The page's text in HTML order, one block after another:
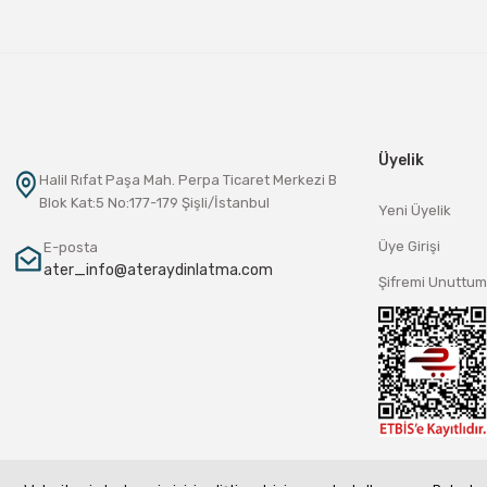
Halil Rıfat Paşa Mah. Perpa Ticaret Merkezi B
Blok Kat:5 No:177-179 Şişli/İstanbul
E-posta
ater_info@ateraydinlatma.com
Üyelik
Yeni Üyelik
Üye Girişi
Şifremi Unuttum